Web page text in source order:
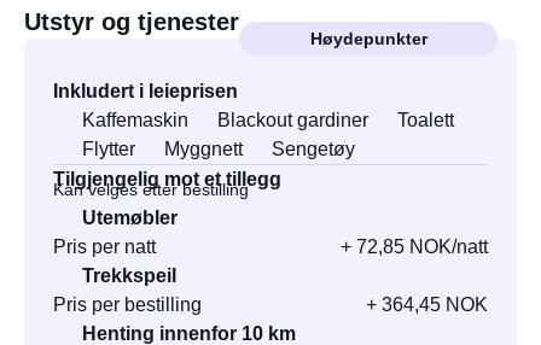
Utstyr og tjenester
Høydepunkter
Inkludert i leieprisen
Kaffemaskin
Blackout gardiner
Toalett
Flytter
Myggnett
Sengetøy
Tilgjengelig mot et tillegg
Kan velges etter bestilling
Utemøbler
Pris per natt
+ 72,85 NOK/natt
Trekkspeil
Pris per bestilling
+ 364,45 NOK
Henting innenfor 10 km